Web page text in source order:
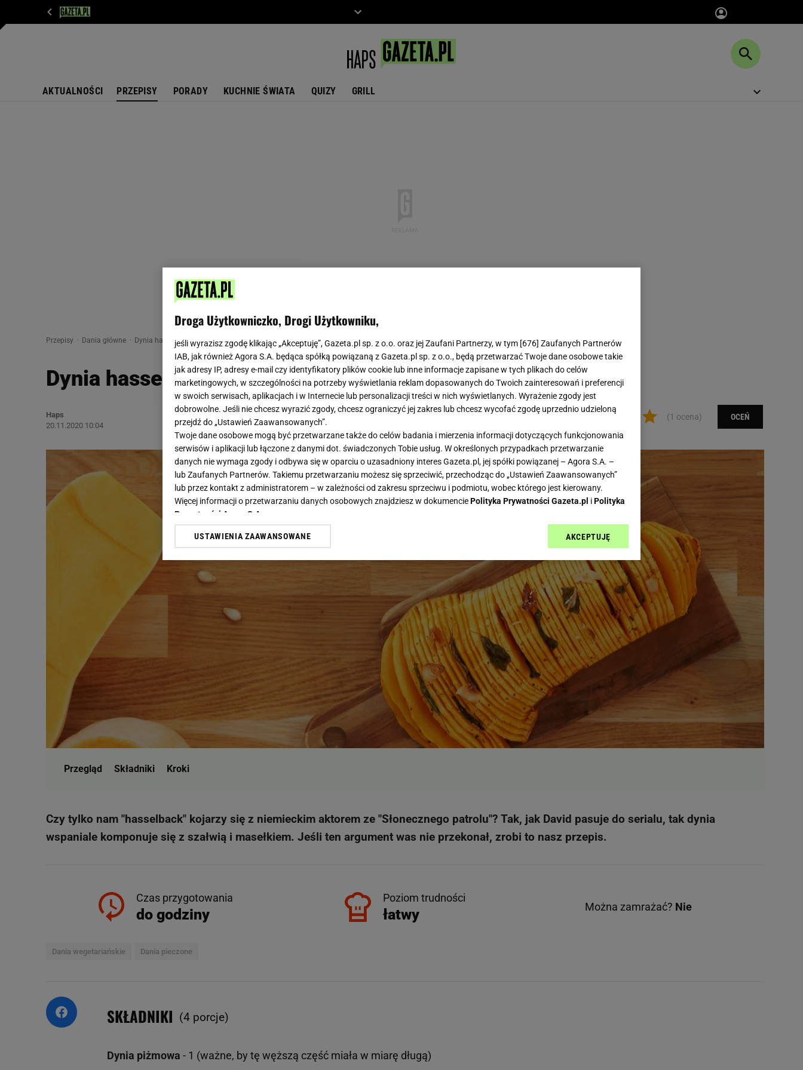
AKTUALNOŚCI PRZEPISY PORADY KUCHNIE ŚWIATA QUIZY GRILL
Przepisy Dania główne Dynia hasselback
Dynia hasselback
Haps
20.11.2020 10:04
(1 ocena) OCEŃ
Przegląd Składniki Kroki
Czy tylko nam "hasselback" kojarzy się z niemieckim aktorem ze "Słonecznego patrolu"? Tak, jak David pasuje do serialu, tak dynia
wspaniale komponuje się z szałwią i masełkiem. Jeśli ten argument was nie przekonał, zrobi to nasz przepis.
Czas przygotowania
do godziny
Poziom trudności
łatwy Można zamrażać? Nie
Dania wegetariańskie Dania pieczone
SKŁADNIKI (4 porcje)
Dynia piżmowa - 1 (ważne, by tę węższą część miała w miarę długą)
Droga Użytkowniczko, Drogi Użytkowniku,
jeśli wyrazisz zgodę klikając „Akceptuję”, Gazeta.pl sp. z o.o. oraz jej Zaufani Partnerzy, w tym [676] Zaufanych Partnerów
IAB, jak również Agora S.A. będąca spółką powiązaną z Gazeta.pl sp. z o.o., będą przetwarzać Twoje dane osobowe takie
jak adresy IP, adresy e-mail czy identyfikatory plików cookie lub inne informacje zapisane w tych plikach do celów
marketingowych, w szczególności na potrzeby wyświetlania reklam dopasowanych do Twoich zainteresowań i preferencji
w swoich serwisach, aplikacjach i w Internecie lub personalizacji treści w nich wyświetlanych. Wyrażenie zgody jest
dobrowolne. Jeśli nie chcesz wyrazić zgody, chcesz ograniczyć jej zakres lub chcesz wycofać zgodę uprzednio udzieloną
przejdź do „Ustawień Zaawansowanych”.
Twoje dane osobowe mogą być przetwarzane także do celów badania i mierzenia informacji dotyczących funkcjonowania
serwisów i aplikacji lub łączone z danymi dot. świadczonych Tobie usług. W określonych przypadkach przetwarzanie
danych nie wymaga zgody i odbywa się w oparciu o uzasadniony interes Gazeta.pl, jej spółki powiązanej – Agora S.A. –
lub Zaufanych Partnerów. Takiemu przetwarzaniu możesz się sprzeciwić, przechodząc do „Ustawień Zaawansowanych”
lub przez kontakt z administratorem – w zależności od zakresu sprzeciwu i podmiotu, wobec którego jest kierowany.
Więcej informacji o przetwarzaniu danych osobowych znajdziesz w dokumenciePolityka Prywatności Gazeta.pl iPolityka
Prywatności Agora S.A.
Klikając „Akceptuję” wyrażasz też zgodę na zainstalowanie i przechowywanie plików cookie Gazeta.pl sp. z o.o., jej
dotyczące plików cookie, wywołując narzędzie do zarządzania twoimi preferencjami dot. przetwarzania danych poprzez
odnośnik „Ustawienia prywatności ” w stopce serwisu i przechodząc do „Ustawień Zaawansowanych”. Zmiana ustawień
plików cookie możliwa jest także za pomocą ustawień przeglądarki.
My, nasi Zaufani Partnerzy i Agora S.A. możemy przetwarzać dane osobowe w następujących celach:
Użycie dokładnych danych geolokalizacyjnych. Aktywne skanowanie charakterystyki urządzenia do celów identyfikacji.
Przechowywanie informacji na urządzeniu lub dostęp do nich. Spersonalizowane reklamy i treści, pomiar reklam i treści,
Lista Zaufanych Partnerów
USTAWIENIA ZAAWANSOWANE AKCEPTUJĘ